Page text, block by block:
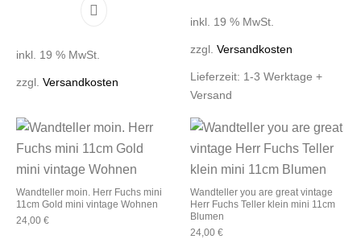
inkl. 19 % MwSt.
zzgl.Versandkosten
inkl. 19 % MwSt.
zzgl. Versandkosten
Lieferzeit: 1-3 Werktage +
Versand
Wandteller moin. Herr Fuchs mini
11cm Gold mini vintage Wohnen
24,00€
Wandteller you are great vintage
Herr Fuchs Teller klein mini 11cm
Blumen
24,00 €